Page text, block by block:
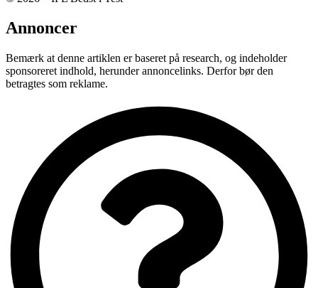
Annoncer
Bemærk at denne artiklen er baseret på research, og indeholder
sponsoreret indhold, herunder annoncelinks. Derfor bør den
betragtes som reklame.